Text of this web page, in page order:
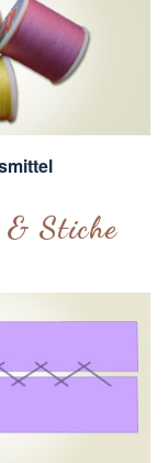
& Stiche